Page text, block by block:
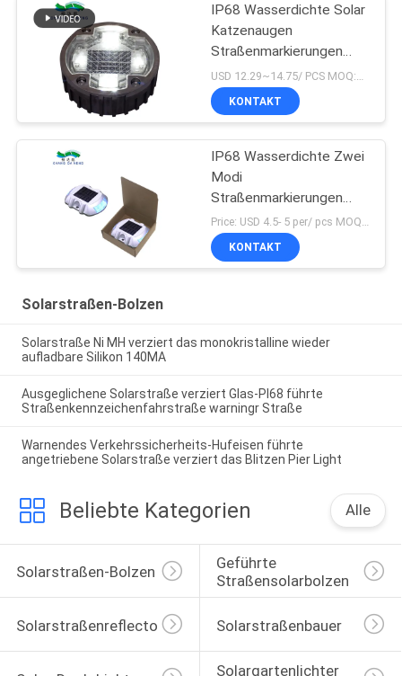
IP68 Wasserdichte Solar
Katzenaugen
Straßenmarkierungen
1200mAh
KONTAKT
IP68 Wasserdichte Zwei
Modi
Straßenmarkierungen
Solar Katzenaugen
Straßenmarkierungen
Price: USD 4.5- 5 per/ pcs MOQ:10
KONTAKT
Solarstraßen-Bolzen
Solarstraße Ni MH verziert das monokristalline wieder
aufladbare Silikon 140MA
Ausgeglichene Solarstraße verziert Glas-PI68 führte
Straßenkennzeichenfahrstraße warningr Straße
Warnendes Verkehrssicherheits-Hufeisen führte
angetriebene Solarstraße verziert das Blitzen Pier Light
Beliebte Kategorien Alle
Solarstraßen-Bolzen
Geführte
Straßensolarbolzen
Solarstraßenreflectoren Solarstraßenbauer
Solargartenlichter